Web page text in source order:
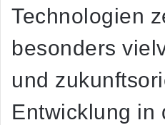
Technologien
besonders
und
Entwicklung in